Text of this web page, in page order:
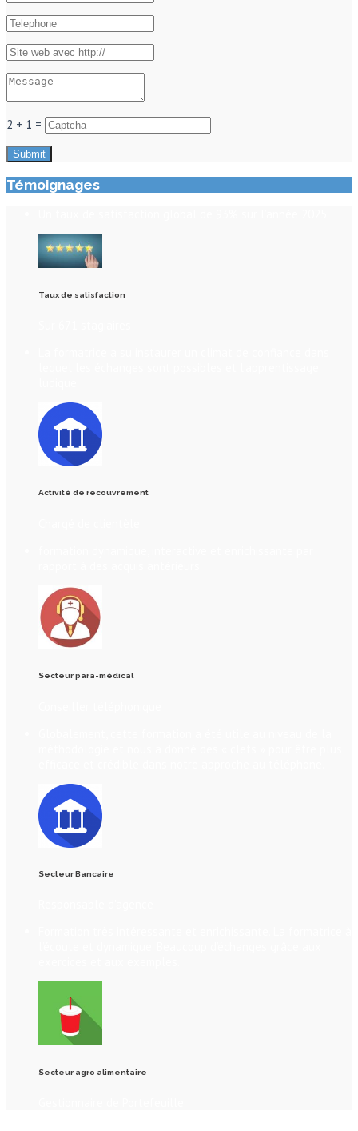
2 + 1 =
Témoignages
Taux de satisfaction
Activité de recouvrement
Secteur para-médical
Secteur Bancaire
Secteur agro alimentaire